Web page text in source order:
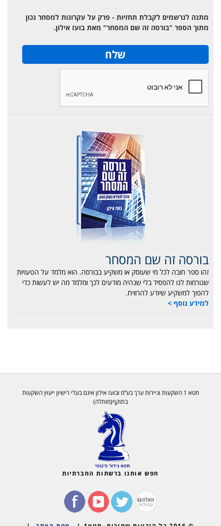
מתנה לנרשמים לקבלת תחזיות - פרק על עקרונות למסחר נכון
מתוך הספר "בורסה זה שם המסחר" מאת בועז אילון.
בורסה זה שם המסחר
זהו ספר חובה לכל מי שעוסק או משקיע בבורסה. הוא מלמד על הטעויות
שגורמות לנו להפסיד בלי שנהיה מודעים לכך ומלמד מה יש לעשות כדי
להפוך למשקיע שיודע להרוויח.
למידע נוסף >
תטא 1 השקעות וניירות ערך בע”מ ובועז אילון אינם בעלי רישיון ייעוץ השקעות
בתוקף(מותלה)
חפש אותנו ברשתות החברתיות